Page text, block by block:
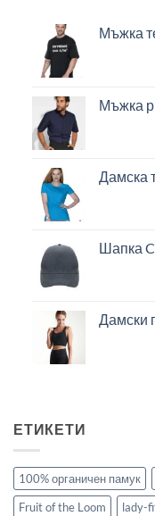
Мъжка
Мъжка
Дамска
Шапка
Дамски
ЕТИКЕТИ
100% органичен памук
Fruit of the Loom
lady-